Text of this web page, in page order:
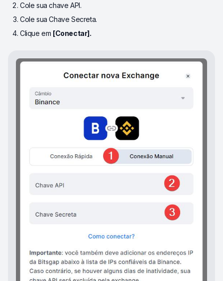
Cole sua chave API.
Cole sua Chave Secreta.
Clique em [Conectar].